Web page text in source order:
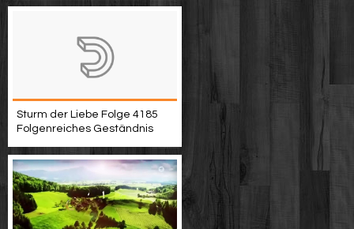
Sturm der Liebe Folge 4185
Folgenreiches Geständnis